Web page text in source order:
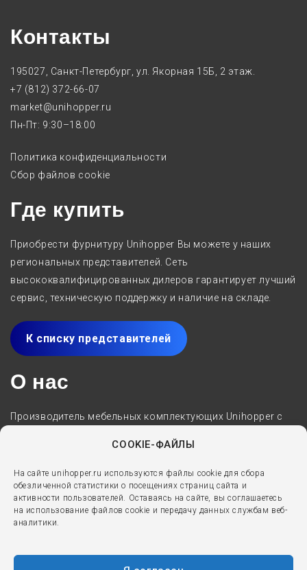
COOKIE-ФАЙЛЫ
На сайте unihopper.ru используются файлы cookie для сбора
обезличенной статистики о посещениях страниц сайта и
активности пользователей. Оставаясь на сайте, вы соглашаетесь
на использование файлов cookie и передачу данных службам веб-
аналитики.
Контакты
195027, Санкт-Петербург, ул. Якорная 15Б, 2 этаж.
+7 (812) 372-66-07
market@unihopper.ru
Пн-Пт: 9:30–18:00
Политика конфиденциальности
Сбор файлов cookie
Где купить
Приобрести фурнитуру Unihopper Вы можете у наших
региональных представителей. Сеть
высококвалифицированных дилеров гарантирует лучший
сервис, техническую поддержку и наличие на складе.
К списку представителей
О нас
Производитель мебельных комплектующих Unihopper с
производстве и реализации решений для мебели
премиум-класса. Выдвижные ящики, направляющие,
мебельные петли и аксессуары - вот основные
направления работы бренда.